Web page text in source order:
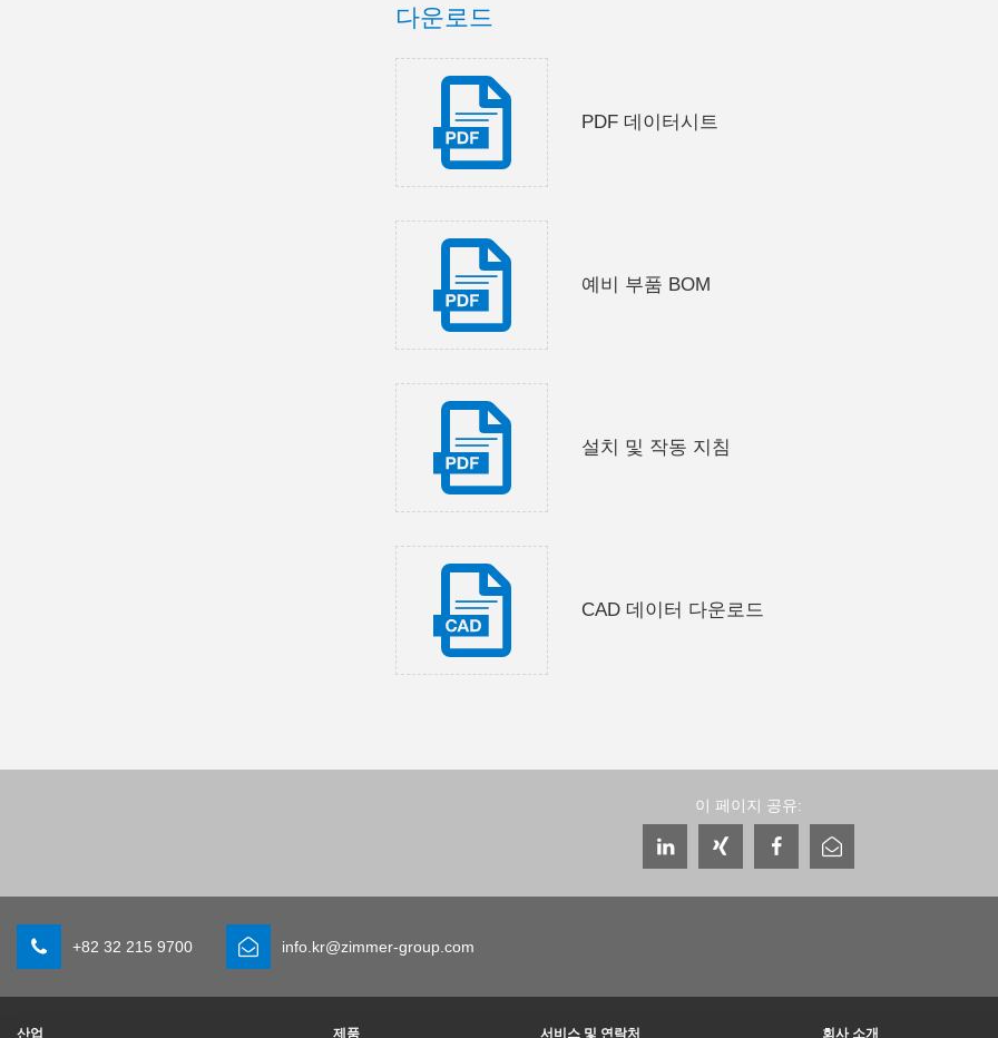
다운로드
PDF 데이터시트
예비 부품 BOM
설치 및 작동 지침
CAD 데이터 다운로드
이 페이지 공유:
+82 32 215 9700 info.kr@zimmer-group.com
산업 제품 서비스 및 연락처 회사 소개